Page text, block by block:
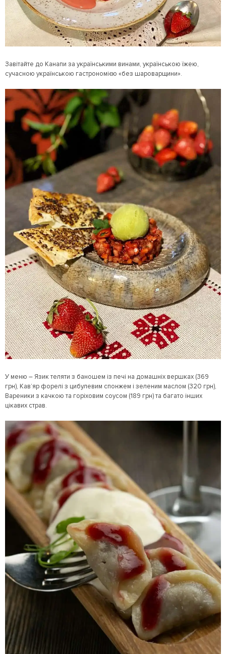
Завітайте до Канапи за українськими винами, українською їжею,
сучасною українською гастрономією «без шароварщини».
У меню – Язик теляти з баношем із печі на домашніх вершках (369
грн), Кав’яр форелі з цибулевим спонжем і зеленим маслом (320 грн),
Вареники з качкою та горіховим соусом (189 грн) та багато інших
цікавих страв.